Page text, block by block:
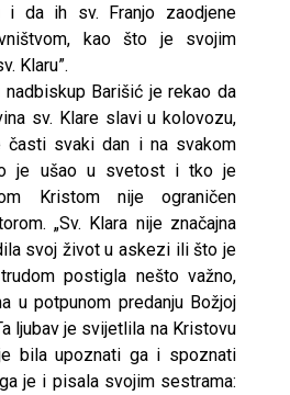
i da ih sv. Franjo zaodjene
kao što je svojim
Klaru”.
Barišić je rekao da
sv. Klare slavi u kolovozu,
svaki dan i na svakom
je ušao u svetost i tko je
Kristom nije ograničen
„Sv. Klara nije značajna
svoj život u askezi ili što je
postigla nešto važno,
u potpunom predanju Božjoj
ljubav je svijetlila na Kristovu
bila upoznati ga i spoznati
je i pisala svojim sestrama: